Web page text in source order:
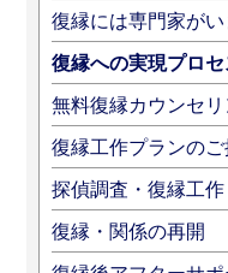
復縁には専門家がい
復縁への実現プロセ
無料復縁カウンセリ
復縁工作プランのご
探偵調査・復縁工作
復縁・関係の再開